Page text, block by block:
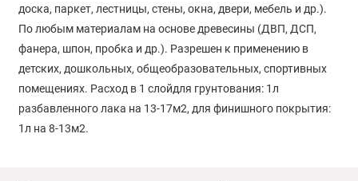
доска, паркет, лестницы, стены, окна, двери, мебель и др.).
По любым материалам на основе древесины (ДВП, ДСП,
фанера, шпон, пробка и др.). Разрешен к применению в
детских, дошкольных, общеобразовательных, спортивных
помещениях. Расход в 1 слойдля грунтования: 1л
разбавленного лака на 13-17м2, для финишного покрытия:
1л на 8-13м2.